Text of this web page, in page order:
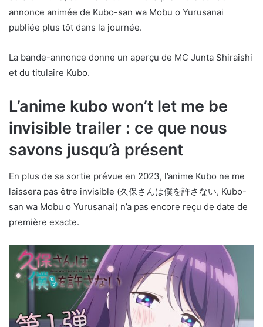
annonce animée de Kubo-san wa Mobu o Yurusanai
publiée plus tôt dans la journée.
La bande-annonce donne un aperçu de MC Junta Shiraishi
et du titulaire Kubo.
L’anime kubo won’t let me be
invisible trailer : ce que nous
savons jusqu’à présent
En plus de sa sortie prévue en 2023, l’anime Kubo ne me
laissera pas être invisible (久保さんは僕を許さない, Kubo-
san wa Mobu o Yurusanai) n’a pas encore reçu de date de
première exacte.